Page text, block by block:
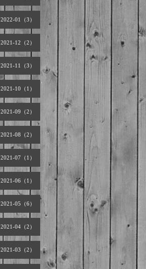
2022-01（3）
2021-12（2）
2021-11（3）
2021-10（1）
2021-09（2）
2021-08（2）
2021-07（1）
2021-06（1）
2021-05（6）
2021-04（2）
2021-03（2）